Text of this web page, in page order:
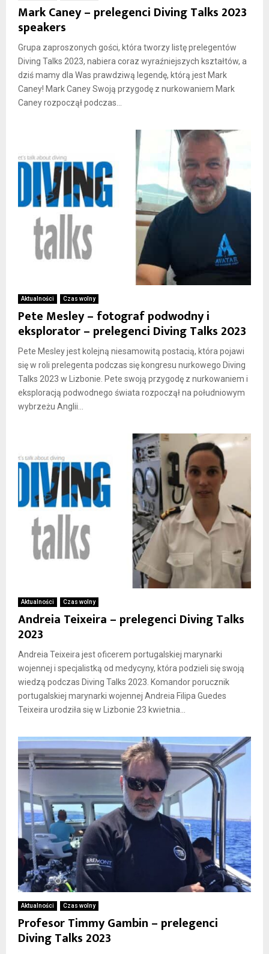
Mark Caney – prelegenci Diving Talks 2023
speakers
Grupa zaproszonych gości, która tworzy listę prelegentów
Diving Talks 2023, nabiera coraz wyraźniejszych kształtów, a
dziś mamy dla Was prawdziwą legendę, którą jest Mark
Caney! Mark Caney Swoją przygodę z nurkowaniem Mark
Caney rozpoczął podczas...
Aktualności Czas wolny
Pete Mesley – fotograf podwodny i
eksplorator – prelegenci Diving Talks 2023
Pete Mesley jest kolejną niesamowitą postacią, która pojawi
się w roli prelegenta podczas się kongresu nurkowego Diving
Talks 2023 w Lizbonie. Pete swoją przygodę z nurkowaniem i
eksploracją podwodnego świata rozpoczął na południowym
wybrzeżu Anglii...
Aktualności Czas wolny
Andreia Teixeira – prelegenci Diving Talks
2023
Andreia Teixeira jest oficerem portugalskiej marynarki
wojennej i specjalistką od medycyny, która podzieli się swoją
wiedzą podczas Diving Talks 2023. Komandor porucznik
portugalskiej marynarki wojennej Andreia Filipa Guedes
Teixeira urodziła się w Lizbonie 23 kwietnia...
Aktualności Czas wolny
Profesor Timmy Gambin – prelegenci
Diving Talks 2023